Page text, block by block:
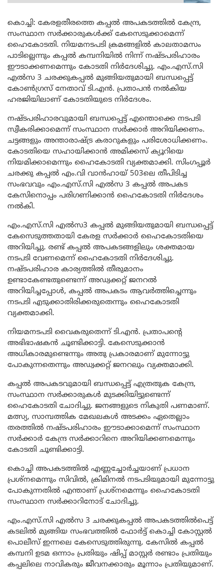
കൊച്ചി: കേരളതീരത്തെ കപ്പൽ അപകടത്തിൽ കേന്ദ്ര,
സംസ്ഥാന സർക്കാരുകൾക്ക് കേസെടുക്കാമെന്ന്
ഹൈകോടതി. നിയമനടപടി ക്രമങ്ങളിൽ കാലതാമസം
പാടില്ലെന്നും കപ്പൽ കമ്പനിയിൽ നിന്ന് നഷ്ടപരിഹാരം
ഈടാക്കണമെന്നും കോടതി നിർദേശിച്ചു. എം.എസ്.സി
എൽസ 3 ചരക്കുകപ്പൽ മുങ്ങിയതുമായി ബന്ധപ്പെട്ട്
കോൺഗ്രസ് നേതാവ് ടി.എൻ. പ്രതാപൻ നൽകിയ
ഹരജിയിലാണ് കോടതിയുടെ നിർദേശം.
നഷ്ടപരിഹാരവുമായി ബന്ധപ്പെട്ട് എന്തൊക്കെ നടപടി
സ്വീകരിക്കാമെന്ന് സംസ്ഥാന സർക്കാർ അറിയിക്കണം.
ചട്ടങ്ങളും അന്താരാഷ്ട്ര കരാറുകളും പരിശോധിക്കണം.
കോടതിയെ സഹായിക്കാൻ അമിക്കസ് ക്യൂറിയെ
നിയമിക്കാമെന്നും ഹൈകോടതി വ്യക്തമാക്കി. സിം​​ഗ​​പ്പൂ​​ർ
ചരക്കു കപ്പൽ എം.​​വി വാ​​ൻ​​ഹാ​​യ് 503ലെ തീപിടിച്ച
സംഭവവും എം.എസ്.സി എൽസ 3 കപ്പൽ അപകട
കേസിനൊപ്പം പരിഗണിക്കാൻ ഹൈകോടതി നിർദേശം
നൽകി.
എം.എസ്.സി എൽസ3 കപ്പൽ മുങ്ങിയതുമായി ബന്ധപ്പെട്ട്
കേസെടുത്തതായി കേരള സർക്കാർ ഹൈകോടതിയെ
അറിയിച്ചു. രണ്ട് കപ്പൽ അപകടങ്ങളിലും ശക്തമായ
നടപടി വേണമെന്ന് ഹൈകോടതി നിർദേശിച്ചു.
നഷ്ടപരിഹാര കാര്യത്തിൽ തീരുമാനം
ഉണ്ടാകേണ്ടതുണ്ടെന്ന് അഡ്വക്കറ്റ് ജനറൽ
അറിയിച്ചപ്പോൾ, കപ്പൽ അപകടം ആവർത്തിച്ചെന്നും
നടപടി എടുക്കാതിരിക്കരുതെന്നും ഹൈകോടതി
വ്യക്തമാക്കി.
നിയമനടപടി വൈകരുതെന്ന് ടി.എൻ. പ്രതാപന്‍റെ
അഭിഭാഷകൻ ചൂണ്ടിക്കാട്ടി. കേസെടുക്കാൻ
അധികാരമുണ്ടെന്നും അതു പ്രകാരമാണ് മുന്നോട്ടു
പോകുന്നതെന്നും അഡ്വക്കറ്റ് ജനറലും വ്യക്തമാക്കി.
കപ്പൽ അപകടവുമായി ബന്ധപ്പെട്ട് എത്രതുക കേന്ദ്ര,
സംസ്ഥാന സർക്കാരുകൾ മുടക്കിയിട്ടുണ്ടെന്ന്
ഹൈകോടതി ചോദിച്ചു. ജനങ്ങളുടെ നികുതി പണമാണ്.
മത്സ്യ, സാമ്പത്തിക മേഖലകൾ അടക്കം ഏതെല്ലാം
തരത്തിൽ നഷ്ടപരിഹാരം ഈടാക്കാമെന്ന് സംസ്ഥാന
സർക്കാർ കേന്ദ്ര സർക്കാറിനെ അറിയിക്കണമെന്നും
കോടതി ചൂണ്ടിക്കാട്ടി.
കൊച്ചി അപകടത്തിൽ എണ്ണച്ചോർച്ചയാണ് പ്രധാന
പ്രശ്നമെന്നും സിവിൽ, ക്രിമിനൽ നടപടിയുമായി മുന്നോട്ടു
പോകുന്നതിൽ എന്താണ് പ്രശ്നമെന്നും ഹൈകോടതി
സംസ്ഥാന സർക്കാറിനോട് ചോദിച്ചു.
എം.എസ്.സി എൽസ 3 ചരക്കുകപ്പൽ അപകടത്തിൽപെട്ട്
കടലിൽ മുങ്ങിയ സംഭവത്തിൽ ഫോർട്ട്​ കൊച്ചി കോസ്റ്റൽ
പൊലീസ് ഇന്നലെ കേസെടുത്തിരുന്നു. കേസിൽ കപ്പൽ
കമ്പനി ഉടമ ഒന്നാം പ്രതിയും ഷിപ്പ് മാസ്റ്റർ രണ്ടാം പ്രതിയും
കപ്പലിലെ നാവികരും ജീവനക്കാരും മൂന്നാം പ്രതിയുമാണ്.